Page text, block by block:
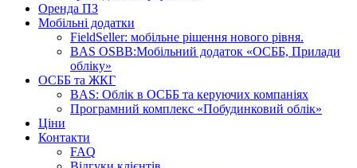
Оренда ПЗ
Мобільні додатки
FieldSeller: мобільне рішення нового рівня.
BAS OSBB:Мобільний додаток «ОСББ, Прилади
обліку»
ОСББ та ЖКГ
BAS: Облік в ОСББ та керуючих компаніях
Програмний комплекс «Побудинковий облік»
Ціни
Контакти
FAQ